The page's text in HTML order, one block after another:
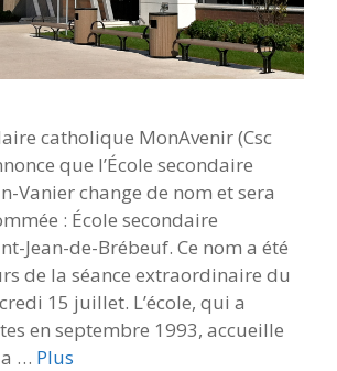
catholique MonAvenir (Csc
que l’École secondaire
Vanier change de nom et sera
: École secondaire
Jean-de-Brébeuf. Ce nom a été
de la séance extraordinaire du
15 juillet. L’école, qui a
en septembre 1993, accueille
… Plus